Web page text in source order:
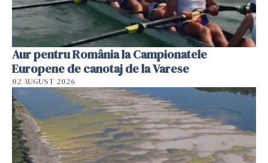
Aur pentru România la Campionatele
Europene de canotaj de la Varese
02 AUGUST 2026